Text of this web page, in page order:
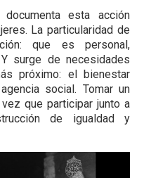
documenta esta acción
La particularidad de
que es personal,
surge de necesidades
próximo: el bienestar
social. Tomar un
que participar junto a
de igualdad y